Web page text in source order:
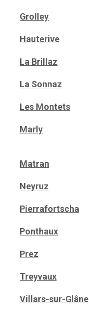
Grolley
Hauterive
La Brillaz
La Sonnaz
Les Montets
Marly
Matran
Neyruz
Pierrafortscha
Ponthaux
Prez
Treyvaux
Villars-sur-Glâne